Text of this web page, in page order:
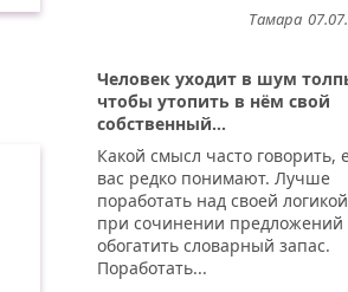
Тамара
Человек уходит в шум
чтобы утопить в нём свой
собственный...
Какой смысл часто говорить,
вас редко понимают. Лучше
поработать над своей логикой
при сочинении предложений
обогатить словарный запас.
Поработать...